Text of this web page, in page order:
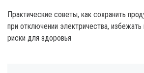
Практические советы, как сохранить
при отключении электричества, избежать
риски для здоровья